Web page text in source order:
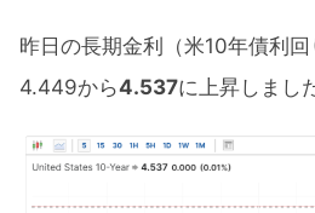
昨日の長期金利（米10年債利
4.449から4.537に上昇しまし